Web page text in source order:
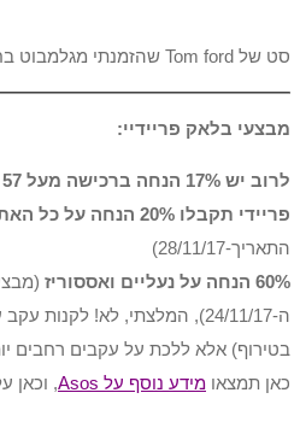
סט של Tom ford שהזמנתי מגלמבוט בחצי מחיר
מבצעי בלאק פריידיי:
פריידי תקבלו 20% הנחה על כל האתר
התאריך-28/11/17)
60% הנחה על נעליים ואססוריז
ה-24/11/17), המלצתי, לא! לקנות
בטירוף) אלא ללכת על עקבים רחבים
כאן תמצאו מידע נוסף על Asos , וכאן